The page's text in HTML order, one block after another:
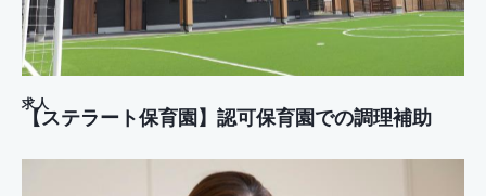
求人
【ステラート保育園】認可保育園での調理補助